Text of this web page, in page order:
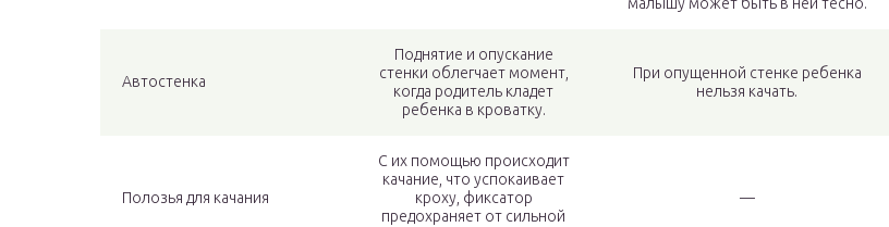
Автостенка
Поднятие и опускание
стенки облегчает момент,
когда родитель кладет
ребенка в кроватку.
При опущенной стенке ребенка
нельзя качать.
Полозья для качания
С их помощью происходит
качание, что успокаивает
кроху, фиксатор
предохраняет от сильной
—